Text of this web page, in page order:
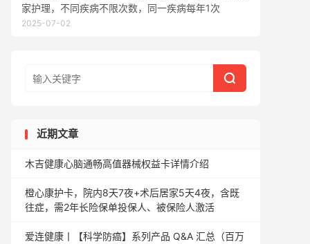
家护理，不同疾病不限次数，同一疾病每年1次
2025-07-02

近期文章
木吉健康心脑通畅高值器械权益卡详情介绍
橙心康护卡，院内8天7夜+术后居家5天4夜，含既
往症，需2年长险保单投保人、被保险人激活
爱连健康丨【科学防癌】系列产品 Q&A 汇总（百万